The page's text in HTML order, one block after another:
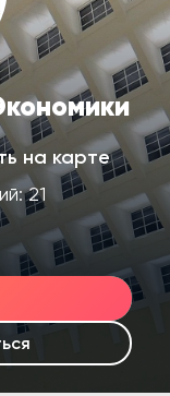
на карте
21